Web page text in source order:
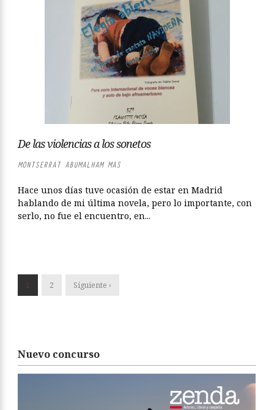
De las violencias a los sonetos
MONTSERRAT ABUMALHAM MAS
Hace unos días tuve ocasión de estar en Madrid
hablando de mi última novela, pero lo importante, con
serlo, no fue el encuentro, en...
1 2 Siguiente ›
Nuevo concurso